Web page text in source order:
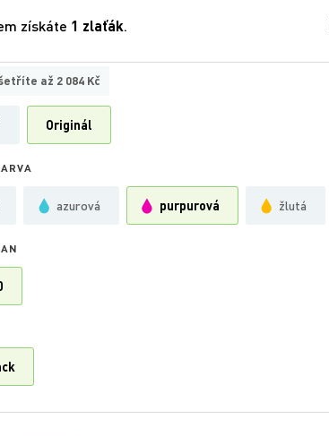
získáte 1 zlaťák.
až 2 084 Kč
Originál
azurová purpurová žlutá